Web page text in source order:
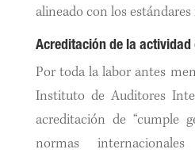
alineado con los
Acreditación de la actividad
Por toda la labor antes
Instituto de Auditores
acreditación de “cumple
normas